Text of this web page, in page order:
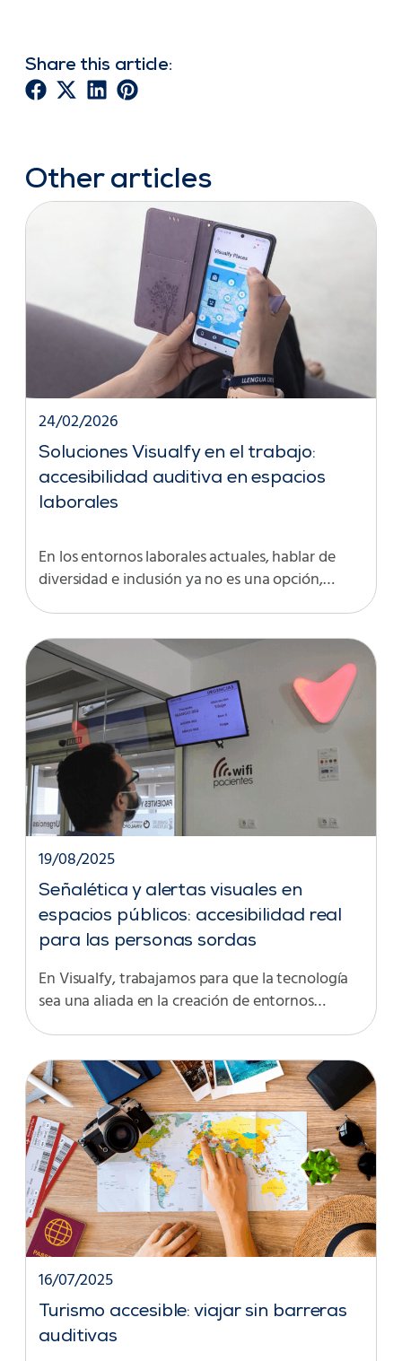
Share this article:
Other articles
Soluciones Visualfy en el trabajo:
accesibilidad auditiva en espacios
laborales
24/02/2026
En los entornos laborales actuales, hablar de
diversidad e inclusión ya no es una opción,…
Señalética y alertas visuales en
espacios públicos: accesibilidad real
para las personas sordas
19/08/2025
En Visualfy, trabajamos para que la tecnología
sea una aliada en la creación de entornos…
Turismo accesible: viajar sin barreras
auditivas
16/07/2025